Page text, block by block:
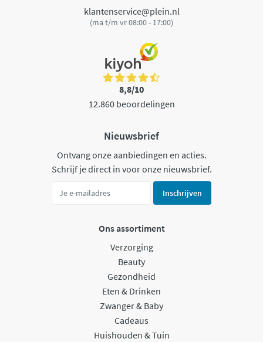
klantenservice@plein.nl
(ma t/m vr 08:00 - 17:00)
8,8/10
12.860 beoordelingen
Nieuwsbrief
Ontvang onze aanbiedingen en acties.
Schrijf je direct in voor onze nieuwsbrief.
Inschrijven
Ons assortiment
Verzorging
Beauty
Gezondheid
Eten & Drinken
Zwanger & Baby
Cadeaus
Huishouden & Tuin